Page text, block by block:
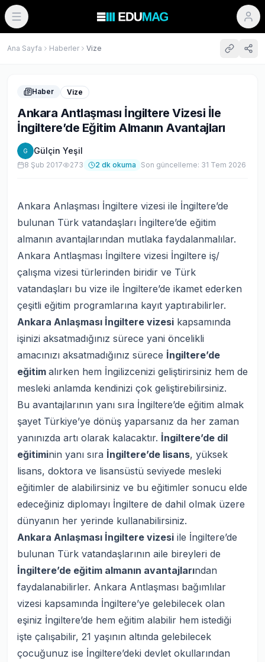
Ana Sayfa Haberler Vize
Haber Vize
Ankara Antlaşması İngiltere Vizesi İle
İngiltere’de Eğitim Almanın Avantajları
G Gülçin Yeşil
8 Şub 2017 273 2 dk okuma Son güncelleme: 31 Tem 2026
Ankara Anlaşması İngiltere vizesi ile İngiltere’de
bulunan Türk vatandaşları İngiltere’de eğitim
almanın avantajlarından mutlaka faydalanmalılar.
Ankara Antlaşması İngiltere vizesi İngiltere iş/
çalışma vizesi türlerinden biridir ve Türk
vatandaşları bu vize ile İngiltere’de ikamet ederken
çeşitli eğitim programlarına kayıt yaptırabilirler.
Ankara Anlaşması İngiltere vizesi kapsamında
işinizi aksatmadığınız sürece yani öncelikli
amacınızı aksatmadığınız sürece İngiltere’de
eğitim alırken hem İngilizcenizi geliştirirsiniz hem de
mesleki anlamda kendinizi çok geliştirebilirsiniz.
Bu avantajlarının yanı sıra İngiltere’de eğitim almak
şayet Türkiye’ye dönüş yaparsanız da her zaman
yanınızda artı olarak kalacaktır. İngiltere’de dil
eğitiminin yanı sıra İngiltere’de lisans, yüksek
lisans, doktora ve lisansüstü seviyede mesleki
eğitimler de alabilirsiniz ve bu eğitimler sonucu elde
edeceğiniz diplomayı İngiltere de dahil olmak üzere
dünyanın her yerinde kullanabilirsiniz.
Ankara Anlaşması İngiltere vizesi ile İngiltere’de
bulunan Türk vatandaşlarının aile bireyleri de
İngiltere’de eğitim almanın avantajlarından
faydalanabilirler. Ankara Antlaşması bağımlılar
vizesi kapsamında İngiltere’ye gelebilecek olan
eşiniz İngiltere’de hem eğitim alabilir hem istediği
işte çalışabilir, 21 yaşının altında gelebilecek
çocuğunuz ise İngiltere’deki devlet okullarından